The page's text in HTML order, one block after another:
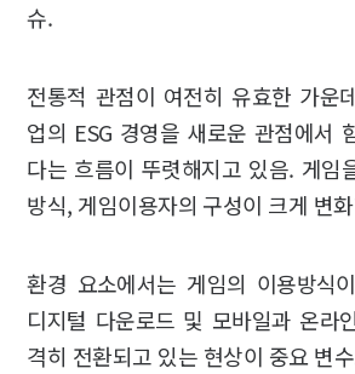
슈.
전통적 관점이 여전히 유효한 가운
업의 ESG 경영을 새로운 관점에서
다는 흐름이 뚜렷해지고 있음. 게임
방식, 게임이용자의 구성이 크게 변
환경 요소에서는 게임의 이용방식
디지털 다운로드 및 모바일과 온라
격히 전환되고 있는 현상이 중요 변